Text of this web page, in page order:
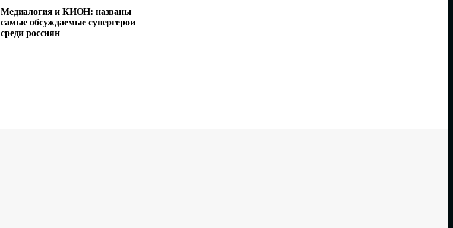
Медиалогия и КИОН: названы
самые обсуждаемые супергерои
среди россиян